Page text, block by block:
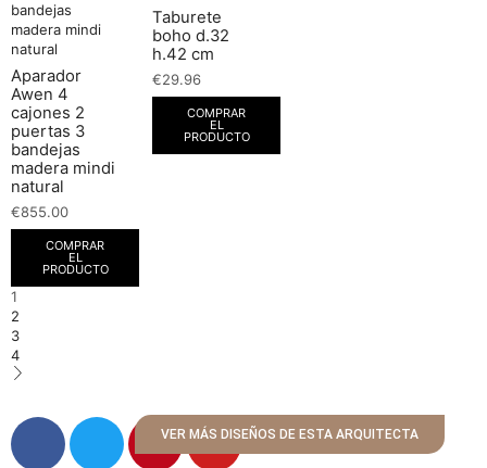
Aparador
Awen 4
cajones 2
puertas 3
bandejas
madera mindi
natural
€855.00
COMPRAR
EL
PRODUCTO
Taburete
boho d.32
h.42 cm
€29.96
COMPRAR
EL
PRODUCTO
1
2
3
4
VER MÁS DISEÑOS DE ESTA ARQUITECTA